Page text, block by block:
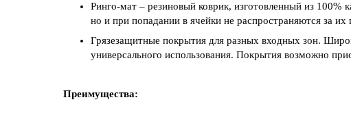
Ринго-мат – резиновый коврик, изготовленный из 100%
но и при попадании в ячейки не распространяются за их
Грязезащитные покрытия для разных входных зон.
универсального использования. Покрытия возможно
Преимущества: